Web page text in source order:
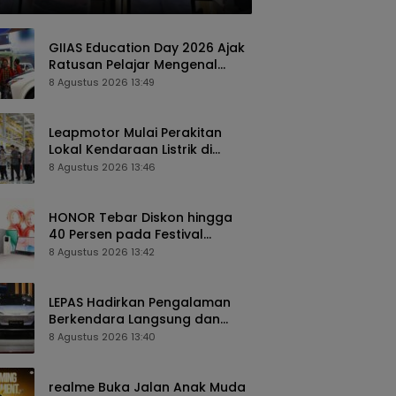
GIIAS Education Day 2026 Ajak
Ratusan Pelajar Mengenal
Teknologi dan Peluang Karier
8 Agustus 2026 13:49
Leapmotor Mulai Perakitan
Lokal Kendaraan Listrik di
Indonesia, B10 dan C10 Jadi
8 Agustus 2026 13:46
HONOR Tebar Diskon hingga
40 Persen pada Festival
Belanja 8.8 di Shopee dan
8 Agustus 2026 13:42
LEPAS Hadirkan Pengalaman
Berkendara Langsung dan
Beragam Program Spesial di
8 Agustus 2026 13:40
realme Buka Jalan Anak Muda